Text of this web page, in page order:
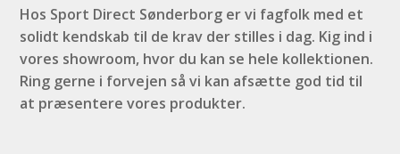
Hos Sport Direct Sønderborg er vi fagfolk med et
solidt kendskab til de krav der stilles i dag. Kig ind i
vores showroom, hvor du kan se hele kollektionen.
Ring gerne i forvejen så vi kan afsætte god tid til
at præsentere vores produkter.